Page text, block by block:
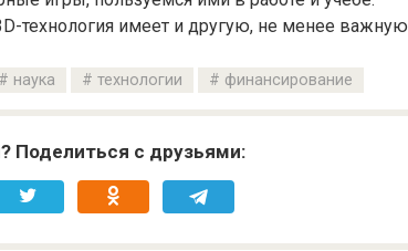
технология имеет и другую, не менее важную
наука технологии финансирование
Поделиться с друзьями: